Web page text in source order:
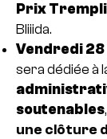
Prix
Bliiida.
Vendredi 28
sera dédiée à
soutenables
une clôture